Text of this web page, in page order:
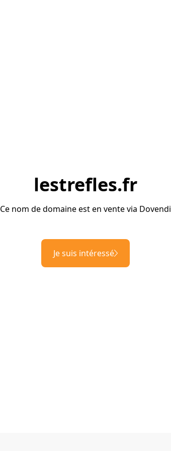
lestrefles.fr
Ce nom de domaine est en vente via Dovendi
Je suis intéressé